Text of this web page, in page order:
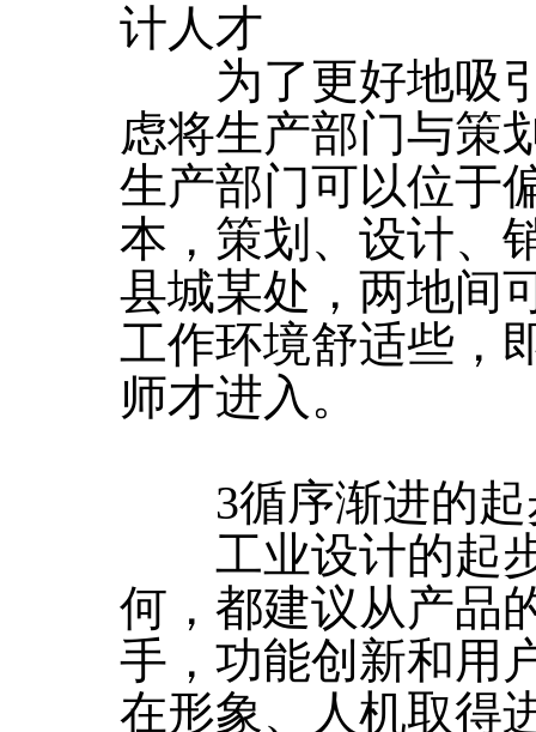
计人才
为了更好地吸引
虑将生产部门与策
生产部门可以位于
本，策划、设计、
县城某处，两地间
工作环境舒适些，
师才进入。
3循序渐进的起
工业设计的起步
何，都建议从产品
手，功能创新和用
在形象、人机取得